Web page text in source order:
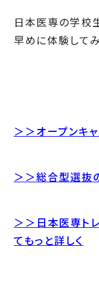
日本医専の学校
早めに体験して
＞＞オープンキ
＞＞総合型選抜
＞＞日本医専ト
てもっと詳しく